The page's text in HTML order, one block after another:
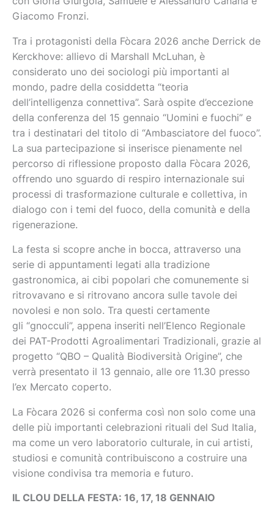
Giacomo Fronzi.
Tra i protagonisti della Fòcara 2026 anche Derrick de
Kerckhove: allievo di Marshall McLuhan, è
considerato uno dei sociologi più importanti al
mondo, padre della cosiddetta “teoria
dell’intelligenza connettiva”. Sarà ospite d’eccezione
della conferenza del 15 gennaio “Uomini e fuochi” e
tra i destinatari del titolo di “Ambasciatore del fuoco”.
La sua partecipazione si inserisce pienamente nel
percorso di riflessione proposto dalla Fòcara 2026,
offrendo uno sguardo di respiro internazionale sui
processi di trasformazione culturale e collettiva, in
dialogo con i temi del fuoco, della comunità e della
rigenerazione.
La festa si scopre anche in bocca, attraverso una
serie di appuntamenti legati alla tradizione
gastronomica, ai cibi popolari che comunemente si
ritrovavano e si ritrovano ancora sulle tavole dei
novolesi e non solo. Tra questi certamente
gli “gnocculi”, appena inseriti nell’Elenco Regionale
dei PAT-Prodotti Agroalimentari Tradizionali, grazie al
progetto “QBO – Qualità Biodiversità Origine”, che
verrà presentato il 13 gennaio, alle ore 11.30 presso
l’ex Mercato coperto.
La Fòcara 2026 si conferma così non solo come una
delle più importanti celebrazioni rituali del Sud Italia,
ma come un vero laboratorio culturale, in cui artisti,
studiosi e comunità contribuiscono a costruire una
visione condivisa tra memoria e futuro.
IL CLOU DELLA FESTA: 16, 17, 18 GENNAIO